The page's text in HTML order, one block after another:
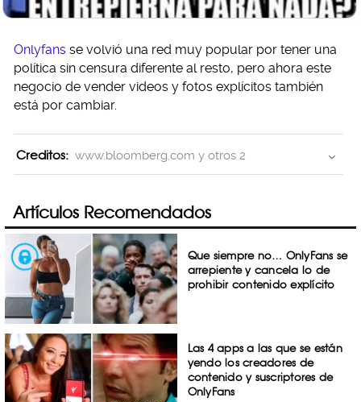
Onlyfans se volvió una red muy popular por tener una
política sin censura diferente al resto, pero ahora este
negocio de vender videos y fotos explícitos también
está por cambiar.
Creditos: www.bloomberg.com y otros 2
Artículos Recomendados
Que siempre no… OnlyFans se
arrepiente y cancela lo de
prohibir contenido explícito
Las 4 apps a las que se están
yendo los creadores de
contenido y suscriptores de
OnlyFans